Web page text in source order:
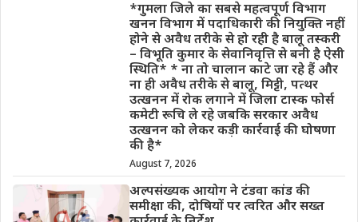
*गुमला जिले का सबसे महत्वपूर्ण विभाग
खनन विभाग में पदाधिकारी की नियुक्ति नहीं
होने से अवैध तरीके से हो रही है बालू तस्करी
– विभूति कुमार के सेवानिवृत्ति से बनी है ऐसी
स्थिति* * ना तो चालान काटे जा रहे हैं और
ना ही अवैध तरीके से बालू, मिट्टी, पत्थर
उत्खनन में रोक लगाने में जिला टास्क फोर्स
कमेटी रूचि ले रहे जबकि सरकार अवैध
उत्खनन को लेकर कड़ी कार्रवाई की घोषणा
की है*
August 7, 2026
अल्पसंख्यक आयोग ने टंडवा कांड की
समीक्षा की, दोषियों पर त्वरित और सख्त